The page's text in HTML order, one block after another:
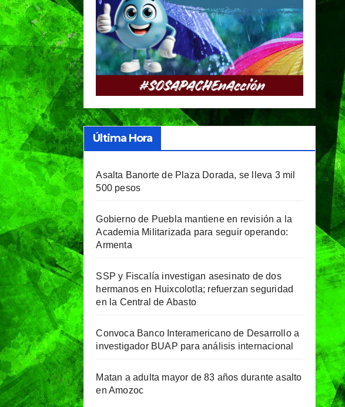
Última Hora
Asalta Banorte de Plaza Dorada, se lleva 3 mil
500 pesos
Gobierno de Puebla mantiene en revisión a la
Academia Militarizada para seguir operando:
Armenta
SSP y Fiscalía investigan asesinato de dos
hermanos en Huixcolotla; refuerzan seguridad
en la Central de Abasto
Convoca Banco Interamericano de Desarrollo a
investigador BUAP para análisis internacional
Matan a adulta mayor de 83 años durante asalto
en Amozoc